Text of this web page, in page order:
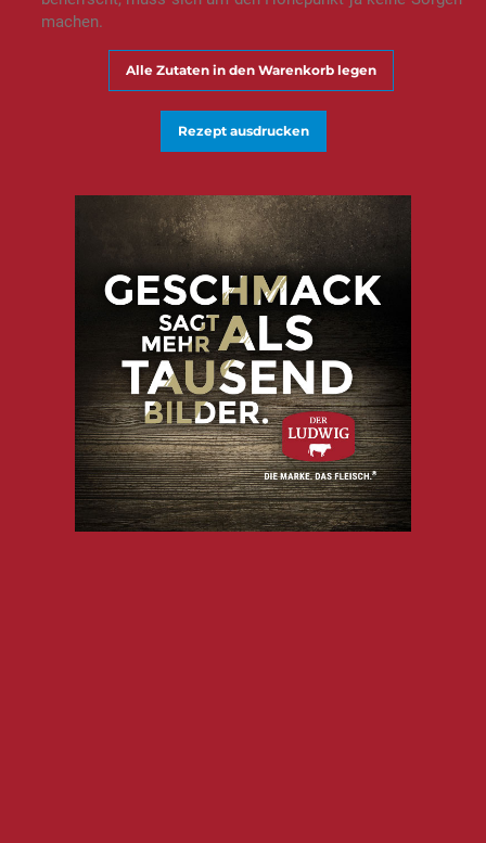
machen.
Alle Zutaten in den Warenkorb legen
Rezept ausdrucken